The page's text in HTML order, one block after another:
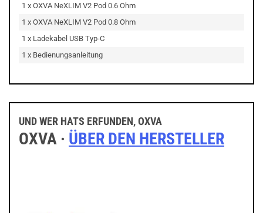
1 x OXVA NeXLIM V2 Pod 0.6 Ohm
1 x OXVA NeXLIM V2 Pod 0.8 Ohm
1 x Ladekabel USB Typ-C
1 x Bedienungsanleitung
UND WER HATS ERFUNDEN, OXVA
OXVA · ÜBER DEN HERSTELLER